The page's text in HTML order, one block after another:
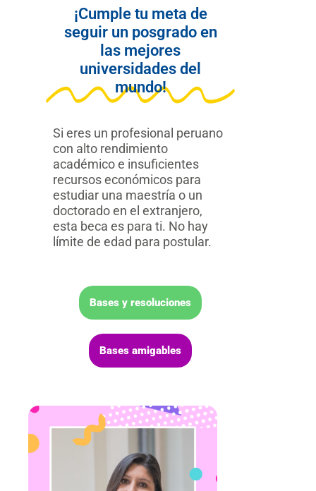
¡Cumple tu meta de
seguir un posgrado en
las mejores
universidades del
mundo!
Si eres un profesional peruano
con alto rendimiento
académico e insuficientes
recursos económicos para
estudiar una maestría o un
doctorado en el extranjero,
esta beca es para ti. No hay
límite de edad para postular.
Bases y resoluciones
Bases amigables